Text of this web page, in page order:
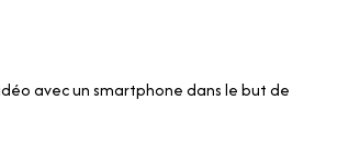
avec un smartphone dans le but de